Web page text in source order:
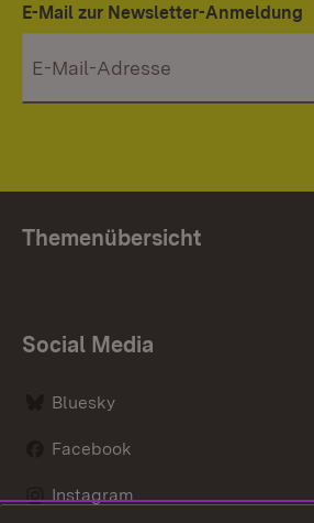
E-Mail zur Newsletter-Anmeldung
Themenübersicht
Social Media
Bluesky
Facebook
Instagram